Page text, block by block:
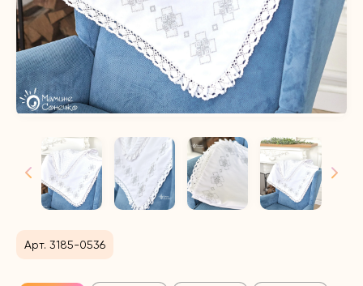
Арт. 3185-0536